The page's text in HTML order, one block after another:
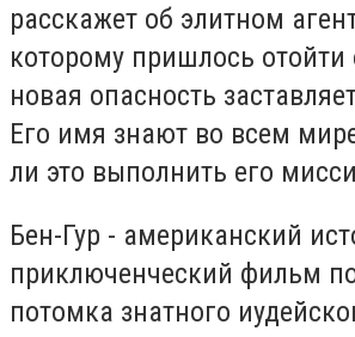
расскажет об элитном
которому пришлось отойти
новая опасность
Его имя знают во всем
ли это выполнить его
Бен-Гур - американский
приключенческий фильм
потомка знатного